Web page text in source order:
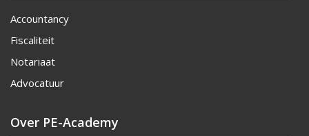
Accountancy
Fiscaliteit
Notariaat
Advocatuur
Over PE-Academy